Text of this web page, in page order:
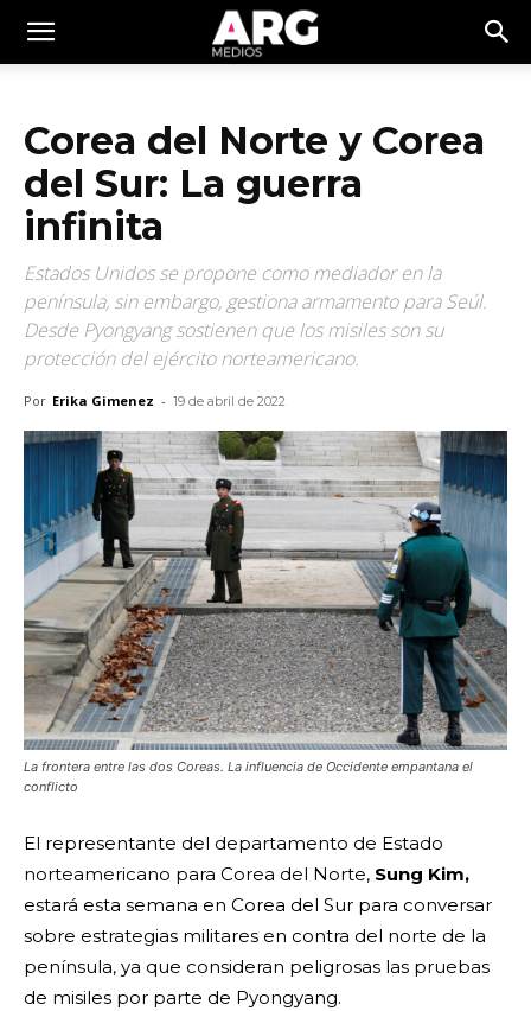
Corea del Norte y Corea
del Sur: La guerra
infinita
Estados Unidos se propone como mediador en la
península, sin embargo, gestiona armamento para Seúl.
Desde Pyongyang sostienen que los misiles son su
protección del ejército norteamericano.
Por Erika Gimenez - 19 de abril de 2022
La frontera entre las dos Coreas. La influencia de Occidente empantana el
conflicto
El representante del departamento de Estado
norteamericano para Corea del Norte, Sung Kim,
estará esta semana en Corea del Sur para conversar
sobre estrategias militares en contra del norte de la
península, ya que consideran peligrosas las pruebas
de misiles por parte de Pyongyang.